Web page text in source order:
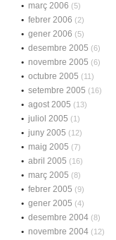
març 2006 (5)
febrer 2006 (2)
gener 2006 (5)
desembre 2005 (6)
novembre 2005 (6)
octubre 2005 (11)
setembre 2005 (16)
agost 2005 (13)
juliol 2005 (1)
juny 2005 (12)
maig 2005 (7)
abril 2005 (16)
març 2005 (8)
febrer 2005 (9)
gener 2005 (4)
desembre 2004 (8)
novembre 2004 (12)